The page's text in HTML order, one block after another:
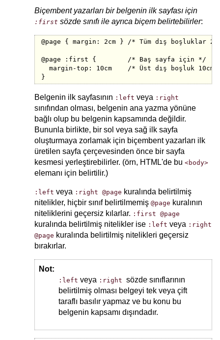
Biçembent yazarları bir belgenin ilk sayfası için
:first sözde sınıfı ile ayrıca biçem belirtebilirler:
@page { margin: 2cm } /* Tüm dış boşluklar
@page :first {        /* Baş sayfa için */
margin-top: 10cm    /* Üst dış boşluk 10cm
}
Belgenin ilk sayfasının :left veya :right
sınıfından olması, belgenin ana yazma yönüne
bağlı olup bu belgenin kapsamında değildir.
Bununla birlikte, bir sol veya sağ ilk sayfa
oluşturmaya zorlamak için biçembent yazarları ilk
üretilen sayfa çerçevesinden önce bir sayfa
kesmesi yerleştirebilirler. (örn, HTML'de bu <body>
elemanı için belirtilir.)
:left veya :right @page kuralında belirtilmiş
nitelikler, hiçbir sınıf belirtilmemiş @page kuralının
niteliklerini geçersiz kılarlar. :first @page
kuralında belirtilmiş nitelikler ise :left veya :right
@page kuralında belirtilmiş nitelikleri geçersiz
bırakırlar.
Not:
:left veya :right sözde sınıflarının
belirtilmiş olması belgeyi tek veya çift
taraflı basılır yapmaz ve bu konu bu
belgenin kapsamı dışındadır.